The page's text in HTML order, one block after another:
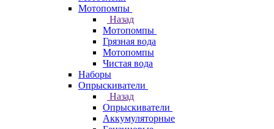
Мотопомпы
Назад
Мотопомпы
Грязная вода
Мотопомпы
Чистая вода
Наборы
Опрыскиватели
Назад
Опрыскиватели
Аккумуляторные